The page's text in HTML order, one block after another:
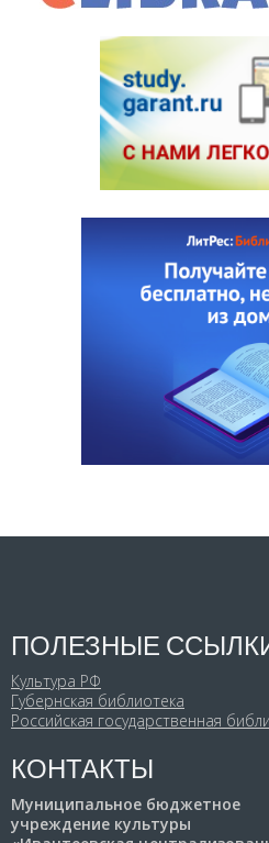
ПОЛЕЗНЫЕ
Культура РФ
Губернская библиотека
Российская государственная
КОНТАКТЫ
Муниципальное бюджетное
учреждение культуры